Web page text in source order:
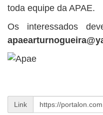
toda equipe da APAE.
Os interessados
Link